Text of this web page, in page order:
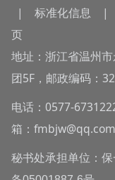
|
标准化信息 |
页
地址：浙江省温州
团5F，邮政编码：
电话：0577-
箱：fmbjw@qq.com
秘书处承担单位：